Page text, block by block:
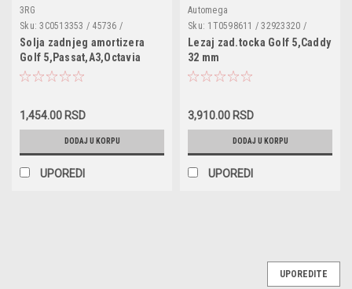
3RG
Sku: 3C0513353 / 45736 /
1005130010 / 110098310 /
3C0513353C
Solja zadnjeg amortizera
Golf 5,Passat,A3,Octavia
1,454.00 RSD
DODAJ U KORPU
UPOREDI
Automega
Sku: 1T0598611 / 32923320 /
110098910 / 1T0598611B /
3G0598611 / 3G0598611A
Lezaj zad.tocka Golf 5,Caddy
32 mm
3,910.00 RSD
DODAJ U KORPU
UPOREDI
UPOREDITE